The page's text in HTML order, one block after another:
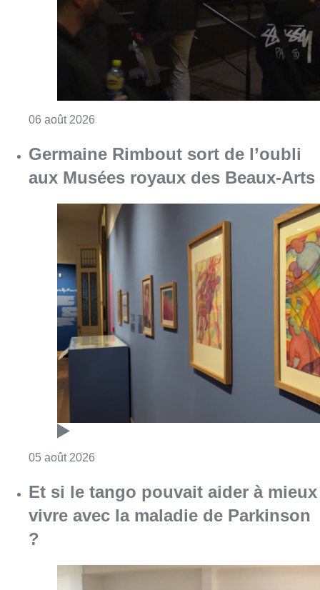
06 août 2026
Germaine Rimbout sort de l’oubli
aux Musées royaux des Beaux-Arts
05 août 2026
Et si le tango pouvait aider à mieux
vivre avec la maladie de Parkinson
?